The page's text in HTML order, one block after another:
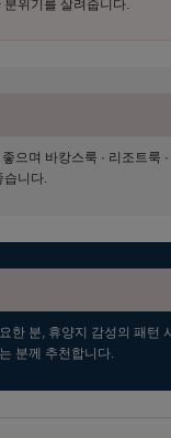
위기를 살려줍니다.
으며 바캉스룩 · 리조트룩
습니다.
한 분, 휴양지 감성의 패턴
분께 추천합니다.